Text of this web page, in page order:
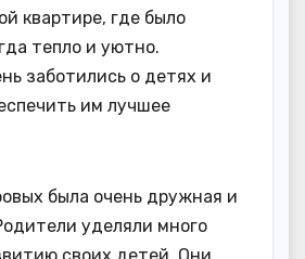
квартире, где было
тепло и уютно.
заботились о детях и
им лучшее
была очень дружная и
уделяли много
своих детей. Они